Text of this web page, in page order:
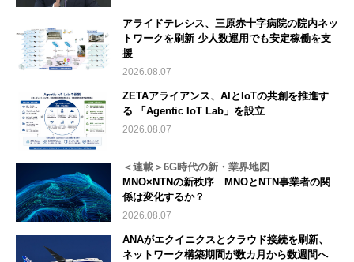
アライドテレシス、三原赤十字病院の院内ネッ
トワークを刷新 少人数運用でも安定稼働を支
援
2026.08.07
ZETAアライアンス、AIとIoTの共創を推進す
る 「Agentic IoT Lab」を設立
2026.08.07
＜連載＞6G時代の新・業界地図
MNO×NTNの新秩序 MNOとNTN事業者の関
係は変化するか？
2026.08.07
ANAがエクイニクスとクラウド接続を刷新、
ネットワーク構築期間が数カ月から数週間へ